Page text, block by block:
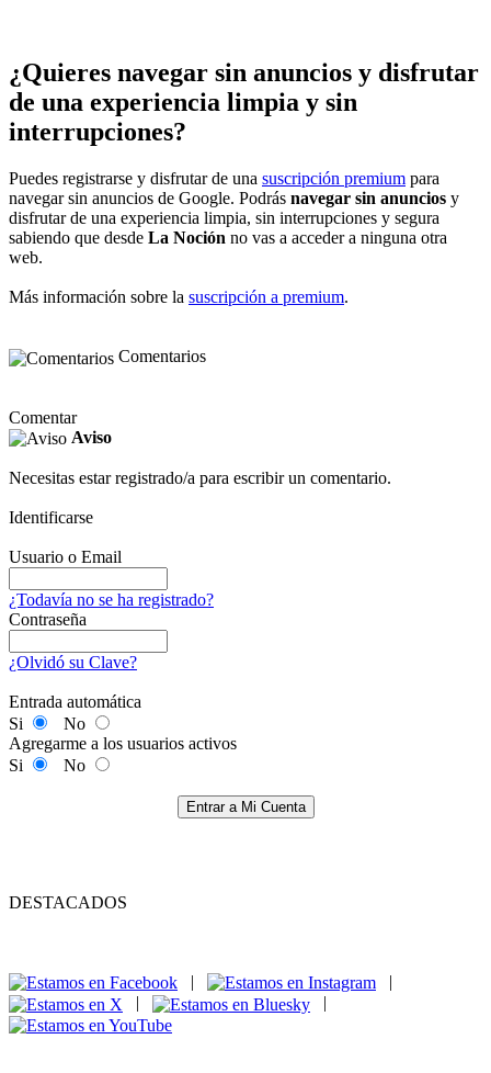
¿Quieres navegar sin anuncios y disfrutar
de una experiencia limpia y sin
interrupciones?
Puedes registrarse y disfrutar de una suscripción premium para
navegar sin anuncios de Google. Podrás navegar sin anuncios y
disfrutar de una experiencia limpia, sin interrupciones y segura
sabiendo que desde La Noción no vas a acceder a ninguna otra
web.
Más información sobre la suscripción a premium.
Comentarios
Comentar
Aviso
Necesitas estar registrado/a para escribir un comentario.
Identificarse
Usuario o Email
¿Todavía no se ha registrado?
Contraseña
¿Olvidó su Clave?
Entrada automática
Si
No
Agregarme a los usuarios activos
Si
No
Entrar a Mi Cuenta
DESTACADOS
|
|
|
|